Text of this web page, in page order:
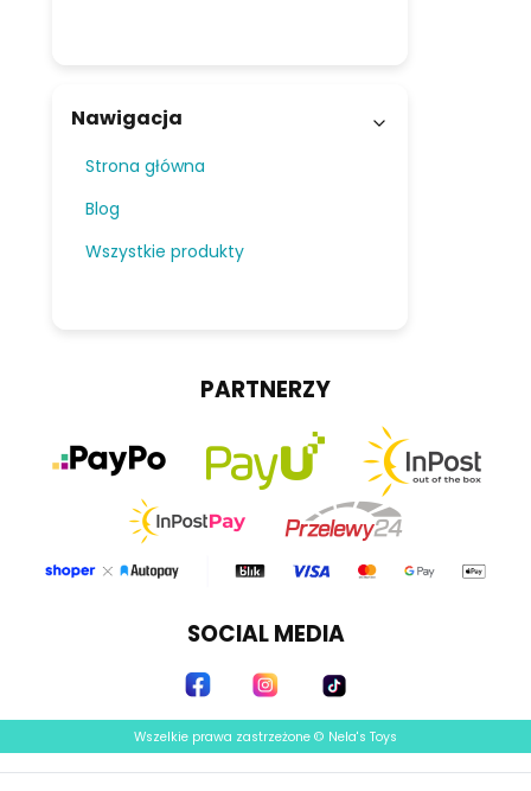
Nawigacja
Strona główna
Blog
Wszystkie produkty
PARTNERZY
SOCIAL MEDIA
Wszelkie prawa zastrzeżone © Nela's Toys